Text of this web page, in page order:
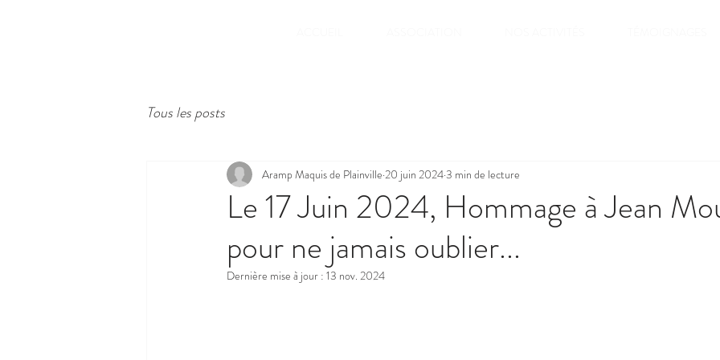
Tous les posts
Le 17 Juin 2024, Hommage à Jean
pour ne jamais oublier...
Aramp Maquis de Plainville 20 juin 20243 min de lecture
Dernière mise à jour : 13 nov. 2024